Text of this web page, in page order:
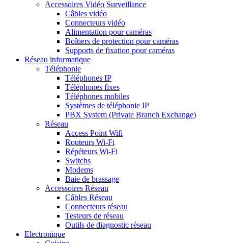
Accessoires Vidéo Surveillance
Câbles vidéo
Connecteurs vidéo
Alimentation pour caméras
Boîtiers de protection pour caméras
Supports de fixation pour caméras
Réseau informatique
Téléphonie
Téléphones IP
Téléphones fixes
Téléphones mobiles
Systèmes de téléphonie IP
PBX System (Private Branch Exchange)
Réseau
Access Point Wifi
Routeurs Wi-Fi
Répéteurs Wi-Fi
Switchs
Modems
Baie de brassage
Accessoires Réseau
Câbles Réseau
Connecteurs réseau
Testeurs de réseau
Outils de diagnostic réseau
Electronique